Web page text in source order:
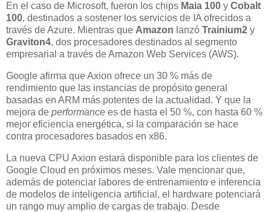
En el caso de Microsoft, fueron los chips Maia 100 y Cobalt
100, destinados a sostener los servicios de IA ofrecidos a
través de Azure. Mientras que Amazon lanzó Trainium2 y
Graviton4, dos procesadores destinados al segmento
empresarial a través de Amazon Web Services (AWS).
Google afirma que Axion ofrece un 30 % más de
rendimiento que las instancias de propósito general
basadas en ARM más potentes de la actualidad. Y que la
mejora de performance es de hasta el 50 %, con hasta 60 %
mejor eficiencia energética, si la comparación se hace
contra procesadores basados en x86.
La nueva CPU Axion estará disponible para los clientes de
Google Cloud en próximos meses. Vale mencionar que,
además de potenciar labores de entrenamiento e inferencia
de modelos de inteligencia artificial, el hardware potenciará
un rango muy amplio de cargas de trabajo. Desde